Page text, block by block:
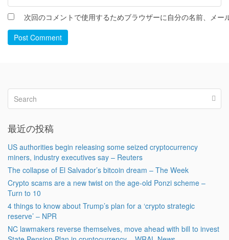
次回のコメントで使用するためブラウザーに自分の名前、メー
Post Comment
最近の投稿
US authorities begin releasing some seized cryptocurrency
miners, industry executives say – Reuters
The collapse of El Salvador’s bitcoin dream – The Week
Crypto scams are a new twist on the age-old Ponzi scheme –
Turn to 10
4 things to know about Trump’s plan for a ‘crypto strategic
reserve’ – NPR
NC lawmakers reverse themselves, move ahead with bill to invest